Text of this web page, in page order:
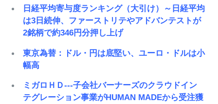
日経平均寄与度ランキング（大引け）～日経平均
は3日続伸、ファーストリテやアドバンテストが
2銘柄で約346円分押し上げ
東京為替：ドル・円は底堅い、ユーロ・ドルは小
幅高
ミガロＨＤ---子会社バーナーズのクラウドイン
テグレーション事業がHUMAN MADEから受注獲